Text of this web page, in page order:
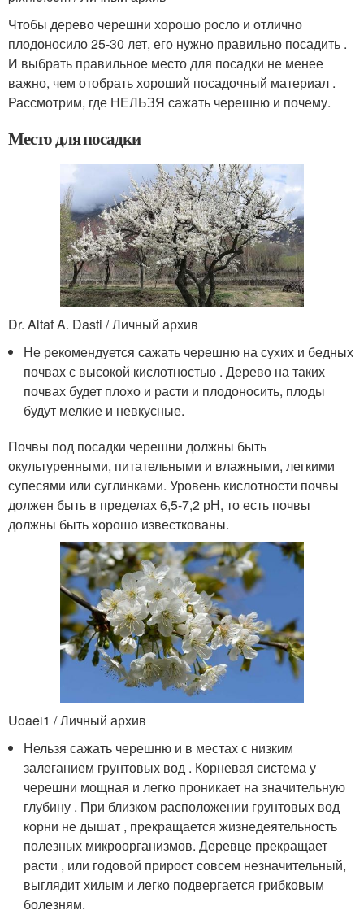
Чтобы дерево черешни хорошо росло и отлично
плодоносило 25-30 лет, его нужно правильно посадить .
И выбрать правильное место для посадки не менее
важно, чем отобрать хороший посадочный материал .
Рассмотрим, где НЕЛЬЗЯ сажать черешню и почему.
Место для посадки
Dr. Altaf A. Dasti / Личный архив
Не рекомендуется сажать черешню на сухих и бедных
почвах с высокой кислотностью . Дерево на таких
почвах будет плохо и расти и плодоносить, плоды
будут мелкие и невкусные.
Почвы под посадки черешни должны быть
окультуренными, питательными и влажными, легкими
супесями или суглинками. Уровень кислотности почвы
должен быть в пределах 6,5-7,2 рН, то есть почвы
должны быть хорошо известкованы.
Uoaei1 / Личный архив
Нельзя сажать черешню и в местах с низким
залеганием грунтовых вод . Корневая система у
черешни мощная и легко проникает на значительную
глубину . При близком расположении грунтовых вод
корни не дышат , прекращается жизнедеятельность
полезных микроорганизмов. Деревце прекращает
расти , или годовой прирост совсем незначительный,
выглядит хилым и легко подвергается грибковым
болезням.